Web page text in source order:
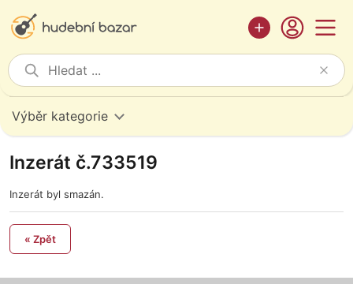
Výběr kategorie
Inzerát č.733519
Inzerát byl smazán.
« Zpět